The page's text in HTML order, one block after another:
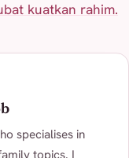
kuatkan rahim.
specialises in